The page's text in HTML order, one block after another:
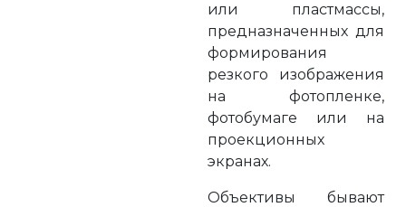
или пластмассы,
предназначенных для
формирования
резкого изображения
на фотопленке,
фотобумаге или на
проекционных
экранах.
Объективы бывают